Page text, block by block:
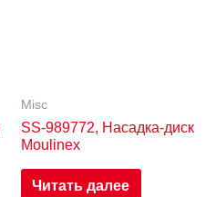
Misc
SS-989772, Насадка-диск
Moulinex
Читать далее